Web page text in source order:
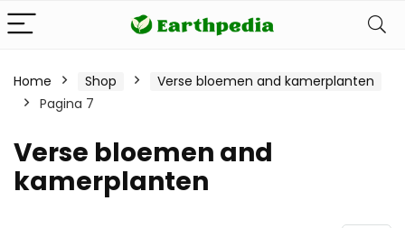
Home Shop
Verse bloemen and kamerplanten
Pagina 7
Verse bloemen and
kamerplanten